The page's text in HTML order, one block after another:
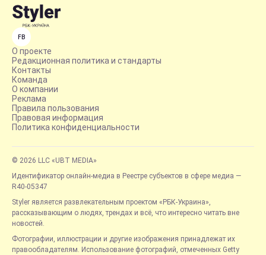
FB
О проекте
Редакционная политика и стандарты
Контакты
Команда
О компании
Реклама
Правила пользования
Правовая информация
Политика конфиденциальности
© 2026 LLC «UBT MEDIA»
Идентификатор онлайн-медиа в Реестре субъектов в сфере медиа —
R40-05347
Styler является развлекательным проектом «РБК-Украина»,
рассказывающим о людях, трендах и всё, что интересно читать вне
новостей.
Фотографии, иллюстрации и другие изображения принадлежат их
правообладателям. Использование фотографий, отмеченных Getty